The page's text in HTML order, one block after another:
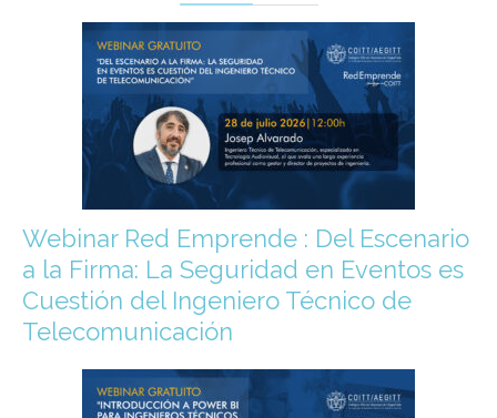
Webinar Red Emprende : Del Escenario
a la Firma: La Seguridad en Eventos es
Cuestión del Ingeniero Técnico de
Telecomunicación